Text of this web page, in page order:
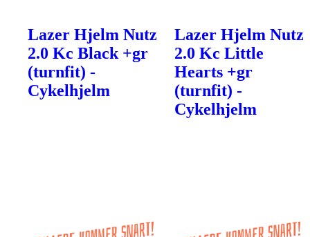
Lazer Hjelm Nutz
2.0 Kc Black +gr
(turnfit) -
Cykelhjelm
Lazer Hjelm Nutz
2.0 Kc Little
Hearts +gr
(turnfit) -
Cykelhjelm